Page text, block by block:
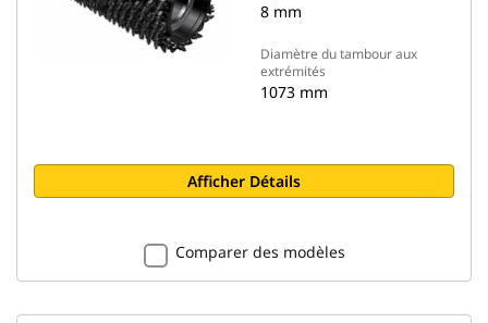
8 mm
Diamètre du tambour aux
extrémités
1073 mm
Afficher Détails
Comparer des modèles